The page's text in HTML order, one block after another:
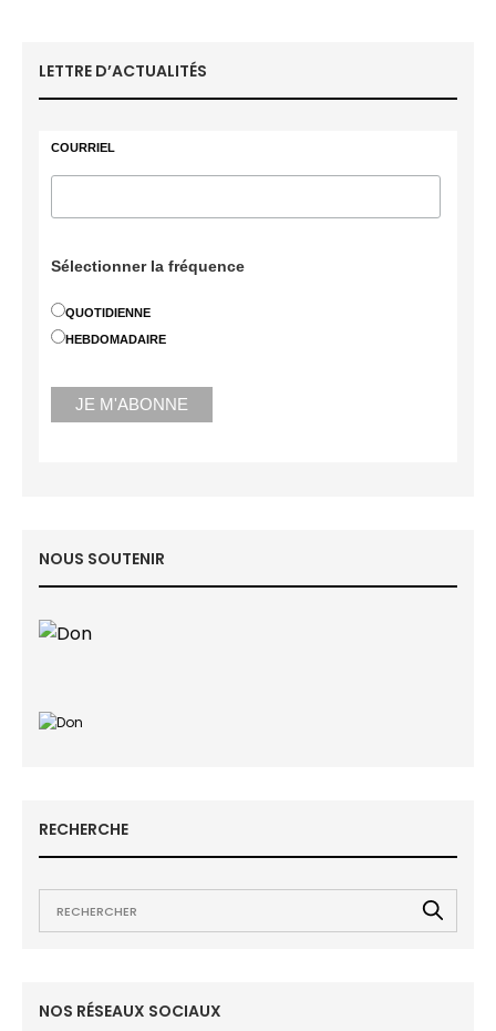
LETTRE D’ACTUALITÉS
COURRIEL
Sélectionner la fréquence
QUOTIDIENNE
HEBDOMADAIRE
NOUS SOUTENIR
RECHERCHE
NOS RÉSEAUX SOCIAUX